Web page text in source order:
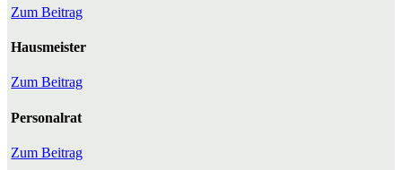
Zum Beitrag
Hausmeister
Zum Beitrag
Personalrat
Zum Beitrag